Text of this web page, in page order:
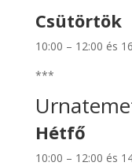
Csütörtök
10:00 – 12:00 és
***
Hétfő
10:00 – 12:00 és